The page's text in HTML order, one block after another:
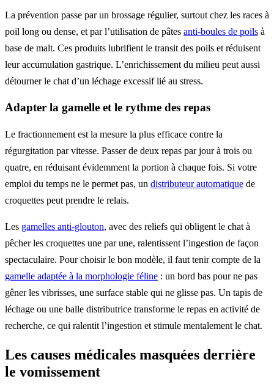
La prévention passe par un brossage régulier, surtout chez les races à
poil long ou dense, et par l’utilisation de pâtes anti-boules de poils à
base de malt. Ces produits lubrifient le transit des poils et réduisent
leur accumulation gastrique. L’enrichissement du milieu peut aussi
détourner le chat d’un léchage excessif lié au stress.
Adapter la gamelle et le rythme des repas
Le fractionnement est la mesure la plus efficace contre la
régurgitation par vitesse. Passer de deux repas par jour à trois ou
quatre, en réduisant évidemment la portion à chaque fois. Si votre
emploi du temps ne le permet pas, un distributeur automatique de
croquettes peut prendre le relais.
Les gamelles anti-glouton, avec des reliefs qui obligent le chat à
pêcher les croquettes une par une, ralentissent l’ingestion de façon
spectaculaire. Pour choisir le bon modèle, il faut tenir compte de la
gamelle adaptée à la morphologie féline : un bord bas pour ne pas
gêner les vibrisses, une surface stable qui ne glisse pas. Un tapis de
léchage ou une balle distributrice transforme le repas en activité de
recherche, ce qui ralentit l’ingestion et stimule mentalement le chat.
Les causes médicales masquées derrière
le vomissement